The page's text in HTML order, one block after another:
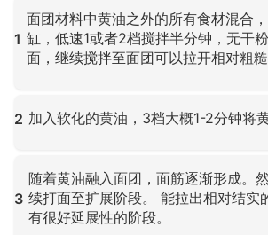
1
面团材料中黄油之外的所有食材混合
缸，低速1或者2档搅拌半分钟，无干
面，继续搅拌至面团可以拉开相对粗糙
2 加入软化的黄油，3档大概1-2分钟将
3
随着黄油融入面团，面筋逐渐形成。
续打面至扩展阶段。 能拉出相对结实
有很好延展性的阶段。